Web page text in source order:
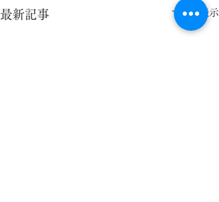
最新記事 すべて表示